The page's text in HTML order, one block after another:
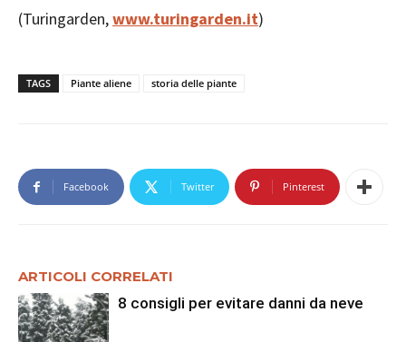
(Turingarden,www.turingarden.it)
TAGS Piante aliene storia delle piante
Facebook Twitter Pinterest
ARTICOLI CORRELATI
8 consigli per evitare danni da neve